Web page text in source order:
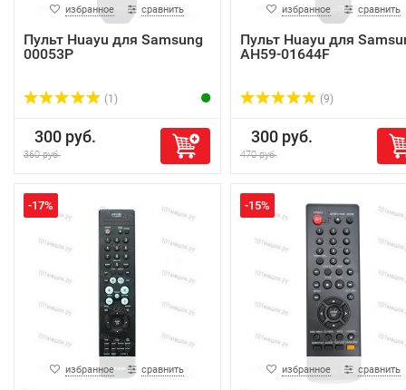
избранное сравнить
Пульт Huayu для Samsung
00053P
(1)
300 руб.
360 руб.
избранное сравнить
Пульт Huayu для
AH59-01644F
(9)
300 руб.
470 руб.
-17%
избранное сравнить
-15%
избранное сравнить